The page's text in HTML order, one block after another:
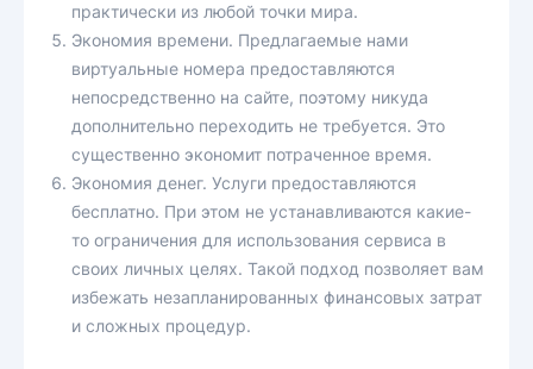
практически из любой точки мира.
Экономия времени. Предлагаемые нами
виртуальные номера предоставляются
непосредственно на сайте, поэтому никуда
дополнительно переходить не требуется. Это
существенно экономит потраченное время.
Экономия денег. Услуги предоставляются
бесплатно. При этом не устанавливаются какие-
то ограничения для использования сервиса в
своих личных целях. Такой подход позволяет вам
избежать незапланированных финансовых затрат
и сложных процедур.